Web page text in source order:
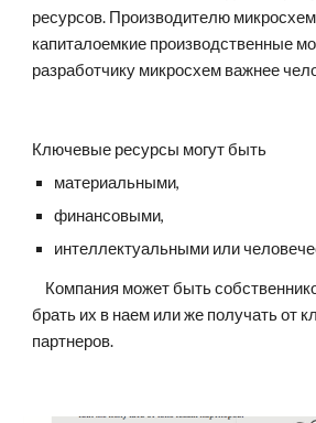
ресурсов. Производителю
капиталоемкие производственные
Ключевые ресурсы могут быть
материальными,
финансовыми,
интеллектуальными или
брать их в наем или же получать от
партнеров.